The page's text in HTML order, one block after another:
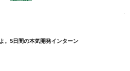
.
。5日間の本気開発インターン